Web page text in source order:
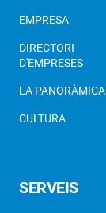
EMPRESA
DIRECTORI
D'EMPRESES
LA PANORÀMICA
CULTURA
SERVEIS